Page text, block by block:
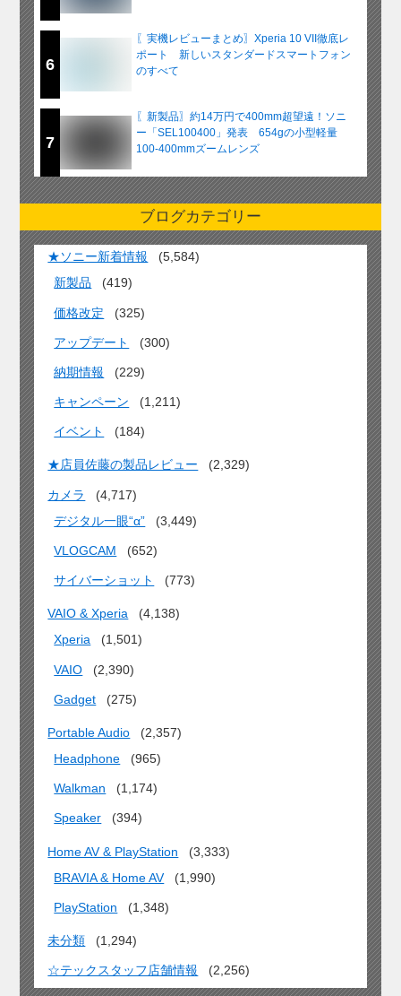
6
〖実機レビューまとめ〗Xperia 10 VII徹底レ
ポート 新しいスタンダードスマートフォン
のすべて
7
〖新製品〗約14万円で400mm超望遠！ソニ
ー「SEL100400」発表 654gの小型軽量
100-400mmズームレンズ
ブログカテゴリー
★ソニー新着情報
(5,584)
新製品
(419)
価格改定 (325)
アップデート (300)
納期情報 (229)
キャンペーン (1,211)
イベント (184)
★店員佐藤の製品レビュー (2,329)
カメラ
(4,717)
デジタル一眼“α”
(3,449)
VLOGCAM (652)
サイバーショット (773)
VAIO & Xperia
(4,138)
Xperia
(1,501)
VAIO (2,390)
Gadget (275)
Portable Audio
(2,357)
Headphone
(965)
Walkman (1,174)
Speaker (394)
Home AV & PlayStation
(3,333)
BRAVIA & Home AV
(1,990)
PlayStation (1,348)
未分類 (1,294)
☆テックスタッフ店舗情報 (2,256)